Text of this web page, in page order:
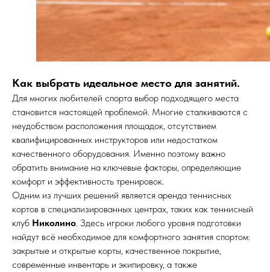
Как выбрать идеальное место для занятий.
Для многих любителей спорта выбор подходящего места
становится настоящей проблемой. Многие сталкиваются с
неудобством расположения площадок, отсутствием
квалифицированных инструкторов или недостатком
качественного оборудования. Именно поэтому важно
обратить внимание на ключевые факторы, определяющие
комфорт и эффективность тренировок.
Одним из лучших решений является аренда теннисных
кортов в специализированных центрах, таких как теннисный
клуб Николино. Здесь игроки любого уровня подготовки
найдут всё необходимое для комфортного занятия спортом:
закрытые и открытые корты, качественное покрытие,
современные инвентарь и экипировку, а также